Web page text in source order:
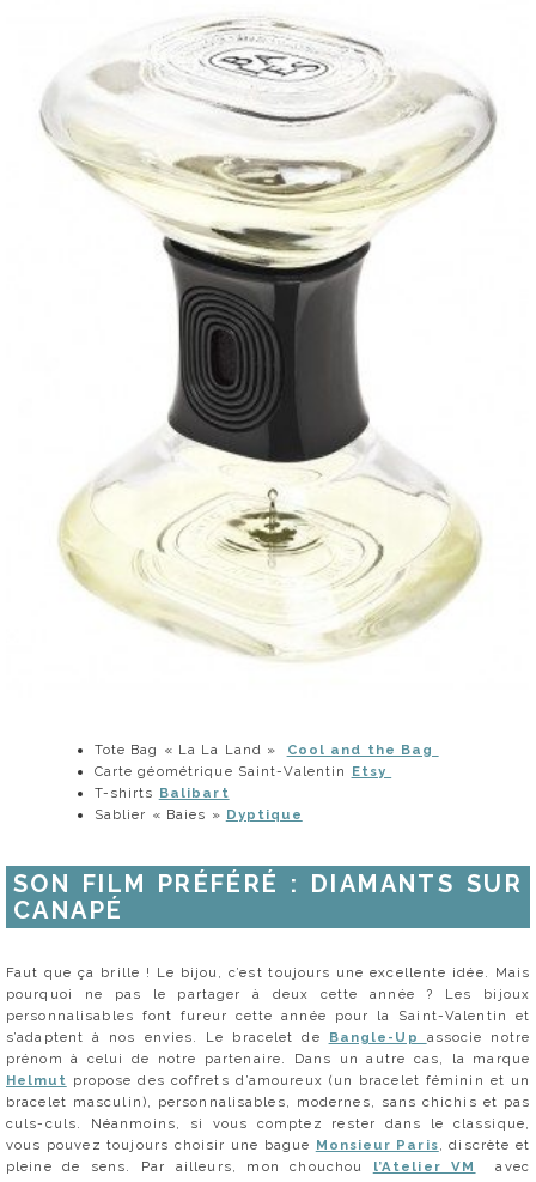
Tote Bag « La La Land »
Cool and the Bag
Carte géométrique Saint-Valentin Etsy
T-shirts Balibart
Sablier « Baies » Dyptique
SON FILM PRÉFÉRÉ : DIAMANTS SUR
CANAPÉ
Faut que ça brille ! Le bijou, c’est toujours une excellente idée. Mais
pourquoi ne pas le partager à deux cette année ? Les bijoux
personnalisables font fureur cette année pour la Saint-Valentin et
s’adaptent à nos envies. Le bracelet de
Bangle-Up associe notre
prénom à celui de notre partenaire. Dans un autre cas, la marque
Helmut propose des coffrets d’amoureux (un bracelet féminin et un
bracelet masculin), personnalisables, modernes, sans chichis et pas
culs-culs. Néanmoins, si vous comptez rester dans le classique,
vous pouvez toujours choisir une bague Monsieur Paris , discrète et
pleine de sens. Par ailleurs, mon chouchou l’Atelier VM
avec